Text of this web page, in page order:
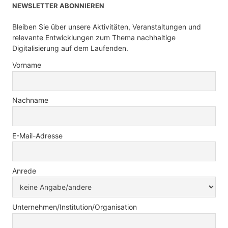
NEWSLETTER ABONNIEREN
Bleiben Sie über unsere Aktivitäten, Veranstaltungen und
relevante Entwicklungen zum Thema nachhaltige
Digitalisierung auf dem Laufenden.
Vorname
Nachname
E-Mail-Adresse
Anrede
Unternehmen/Institution/Organisation